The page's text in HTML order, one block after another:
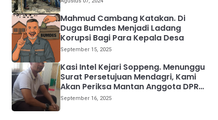
Mahmud Cambang Katakan. Di
Duga Bumdes Menjadi Ladang
Korupsi Bagi Para Kepala Desa
September 15, 2025
Kasi Intel Kejari Soppeng. Menunggu
Surat Persetujuan Mendagri, Kami
Akan Periksa Mantan Anggota DPRD
Provinsi Sulsel
September 16, 2025